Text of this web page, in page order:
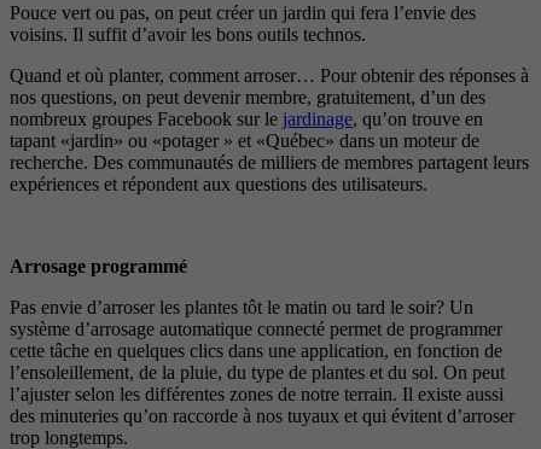
Pouce vert ou pas, on peut créer un jardin qui fera l’envie des
voisins. Il suffit d’avoir les bons outils technos.
Quand et où planter, comment arroser… Pour obtenir des réponses à
nos questions, on peut devenir membre, gratuitement, d’un des
nombreux groupes Facebook sur le jardinage, qu’on trouve en
tapant «jardin» ou «potager » et «Québec» dans un moteur de
recherche. Des communautés de milliers de membres partagent leurs
expériences et répondent aux questions des utilisateurs.
Arrosage programmé
Pas envie d’arroser les plantes tôt le matin ou tard le soir? Un
système d’arrosage automatique connecté permet de programmer
cette tâche en quelques clics dans une application, en fonction de
l’ensoleillement, de la pluie, du type de plantes et du sol. On peut
l’ajuster selon les différentes zones de notre terrain. Il existe aussi
des minuteries qu’on raccorde à nos tuyaux et qui évitent d’arroser
trop longtemps.